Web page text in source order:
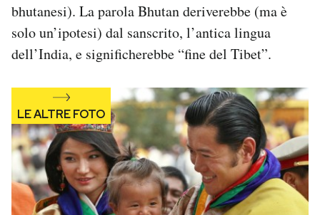
bhutanesi). La parola Bhutan deriverebbe (ma è
solo un’ipotesi) dal sanscrito, l’antica lingua
dell’India, e significherebbe “fine del Tibet”.